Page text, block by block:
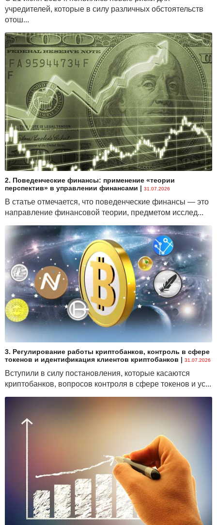
учредителей, которые в силу различных обстоятельств
отош...
2. Поведенческие финансы: применение «теории
перспектив» в управлении финансами | 31.07.2026
В статье отмечается, что поведенческие финансы — это
направление финансовой теории, предметом исслед...
3. Регулирование работы криптобанков, контроль в сфере
токенов и идентификация клиентов криптобанков | 31.07.2026
Вступили в силу постановления, которые касаются
криптобанков, вопросов контроля в сфере токенов и ус...